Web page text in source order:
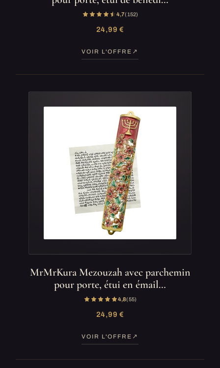
4,7(152)
24,99 €
VOIR L'OFFRE
MrMrKura Mezouzah avec parchemin
pour porte, étui en émail…
4,8(55)
24,99 €
VOIR L'OFFRE